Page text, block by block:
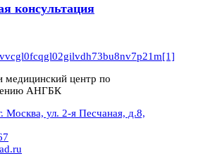
консультация
медицинский центр по
АНГБК
Москва, ул. 2-я Песчаная, д.8,